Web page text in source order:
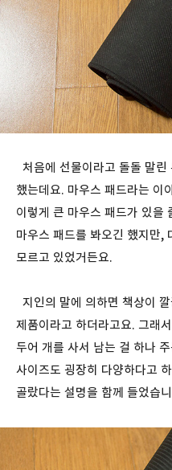
처음에 선물이라고 돌돌 말
했는데요. 마우스 패드라는 이
이렇게 큰 마우스 패드가 있을
마우스 패드를 봐오긴 했지만,
모르고 있었거든요.
지인의 말에 의하면 책상이
제품이라고 하더라고요. 그래
두어 개를 사서 남는 걸 하나
사이즈도 굉장히 다양하다고
골랐다는 설명을 함께 들었습